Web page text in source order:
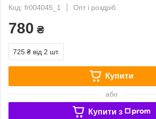
Код: fr004045_1
Опт і роздріб
780 ₴
725 ₴ від 2 шт.
Купити
або
Купити з